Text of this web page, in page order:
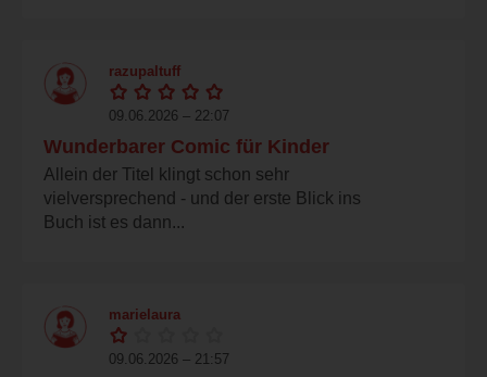
razupaltuff
09.06.2026 – 22:07
Wunderbarer Comic für Kinder
Allein der Titel klingt schon sehr
vielversprechend - und der erste Blick ins
Buch ist es dann...
marielaura
09.06.2026 – 21:57